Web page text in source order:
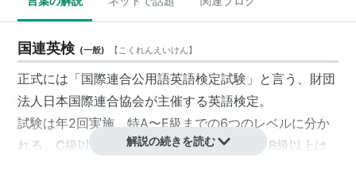
国連英検 (一般) 【こくれんえいけん】
正式には「国際連合公用語英語検定試験」と言う、 財団
法人 日本国際連合協会が主催する英語検定。
試験は年2回実施、特A〜E級までの6つのレベルに分か
れる。C級以下は筆記＆テープテストのみ。B級以上は
解説の続きを読む